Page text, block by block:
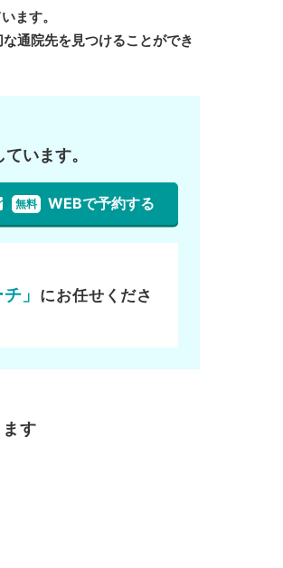
ます。
通院先を見つけることができ
います。
無料 WEBで予約する
」 にお任せくださ
す